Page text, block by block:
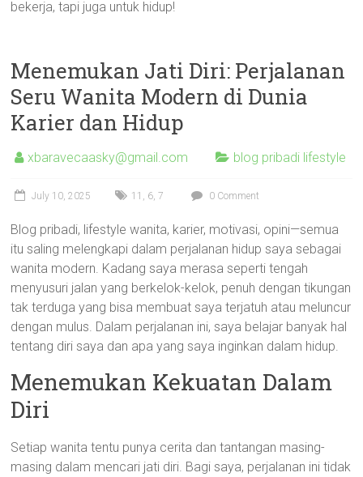
bekerja, tapi juga untuk hidup!
Menemukan Jati Diri: Perjalanan
Seru Wanita Modern di Dunia
Karier dan Hidup
xbaravecaasky@gmail.com blog pribadi lifestyle
July 10, 2025 11 , 6,7 0 Comment
Blog pribadi, lifestyle wanita, karier, motivasi, opini—semua
itu saling melengkapi dalam perjalanan hidup saya sebagai
wanita modern. Kadang saya merasa seperti tengah
menyusuri jalan yang berkelok-kelok, penuh dengan tikungan
tak terduga yang bisa membuat saya terjatuh atau meluncur
dengan mulus. Dalam perjalanan ini, saya belajar banyak hal
tentang diri saya dan apa yang saya inginkan dalam hidup.
Menemukan Kekuatan Dalam
Diri
Setiap wanita tentu punya cerita dan tantangan masing-
masing dalam mencari jati diri. Bagi saya, perjalanan ini tidak